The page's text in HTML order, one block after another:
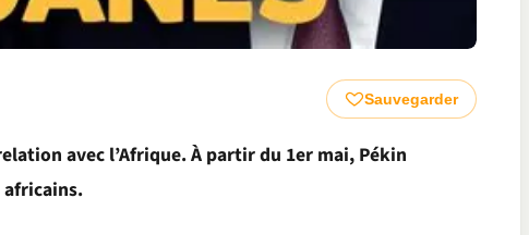
Sauvegarder
avec l’Afrique. À partir du 1er mai, Pékin
africains.